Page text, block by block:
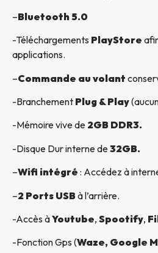
–Bluetooth 5.0
-Téléchargements PlayStore
applications.
–Commande au volant
-Branchement Plug & Play
-Mémoire vive de 2GB DDR3.
-Disque Dur interne de32GB.
–Wifi intégré : Accédez à
–2 Ports USBà l’arrière.
-Accès àYoutube, Spootify,
-Fonction Gps (Waze, Google